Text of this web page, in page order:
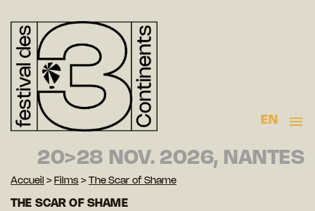
EN
20>28 NOV. 2026, NANTES
Accueil > Films > The Scar of Shame
THE SCAR OF SHAME